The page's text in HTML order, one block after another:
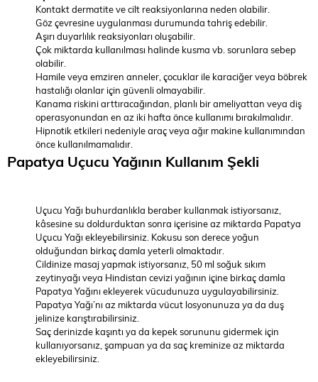
Kontakt dermatite ve cilt reaksiyonlarına neden olabilir.
Göz çevresine uygulanması durumunda tahriş edebilir.
Aşırı duyarlılık reaksiyonları oluşabilir.
Çok miktarda kullanılması halinde kusma vb. sorunlara sebep
olabilir.
Hamile veya emziren anneler, çocuklar ile karaciğer veya böbrek
hastalığı olanlar için güvenli olmayabilir.
Kanama riskini arttıracağından, planlı bir ameliyattan veya diş
operasyonundan en az iki hafta önce kullanımı bırakılmalıdır.
Hipnotik etkileri nedeniyle araç veya ağır makine kullanımından
önce kullanılmamalıdır.
Papatya Uçucu Yağının Kullanım Şekli
Uçucu Yağı buhurdanlıkla beraber kullanmak istiyorsanız,
kâsesine su doldurduktan sonra içerisine az miktarda Papatya
Uçucu Yağı ekleyebilirsiniz. Kokusu son derece yoğun
olduğundan birkaç damla yeterli olmaktadır.
Cildinize masaj yapmak istiyorsanız, 50 ml soğuk sıkım
zeytinyağı veya Hindistan cevizi yağının içine birkaç damla
Papatya Yağını ekleyerek vücudunuza uygulayabilirsiniz.
Papatya Yağı’nı az miktarda vücut losyonunuza ya da duş
jelinize karıştırabilirsiniz.
Saç derinizde kaşıntı ya da kepek sorununu gidermek için
kullanıyorsanız, şampuan ya da saç kreminize az miktarda
ekleyebilirsiniz.